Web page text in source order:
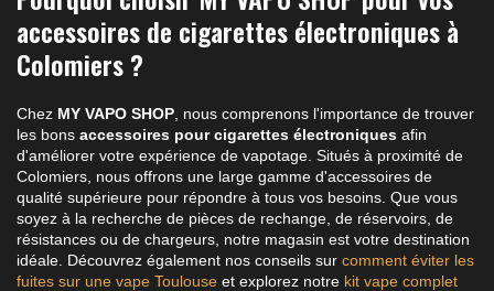
accessoires de cigarettes électroniques à
Colomiers ?
Chez MY VAPO SHOP , nous comprenons l'importance de trouver
les bons accessoires pour cigarettes électroniques afin
d'améliorer votre expérience de vapotage. Situés à proximité de
Colomiers, nous offrons une large gamme d'accessoires de
qualité supérieure pour répondre à tous vos besoins. Que vous
soyez à la recherche de pièces de rechange, de réservoirs, de
résistances ou de chargeurs, notre magasin est votre destination
idéale. Découvrez également nos conseils sur comment éviter les
fuites sur une vape Toulouse et explorez notre kit vape complet